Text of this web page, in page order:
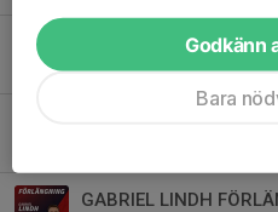
MELKER BOLLNER
15 aug 2025
GABRIEL LINDH
Godkänn
Bara